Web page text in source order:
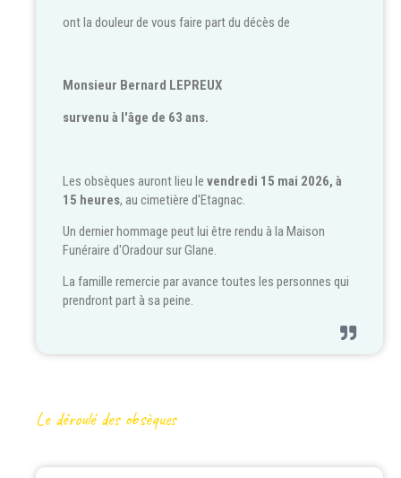
ont la douleur de vous faire part du décès de
Monsieur Bernard LEPREUX
survenu à l'âge de 63 ans.
Les obsèques auront lieu le vendredi 15 mai 2026, à
15 heures, au cimetière d'Etagnac.
Un dernier hommage peut lui être rendu à la Maison
Funéraire d'Oradour sur Glane.
La famille remercie par avance toutes les personnes qui
prendront part à sa peine.
Le déroulé des obsèques